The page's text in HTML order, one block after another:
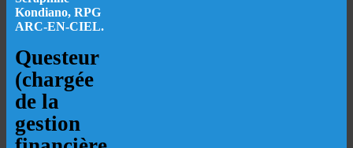
Kondiano, RPG
ARC-EN-CIEL.
Questeur
(chargée
de la
gestion